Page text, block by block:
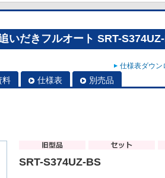
いだきフルオート SRT-
仕様表ダウン
料 仕様表 別売品
SRT-S374UZ-BS